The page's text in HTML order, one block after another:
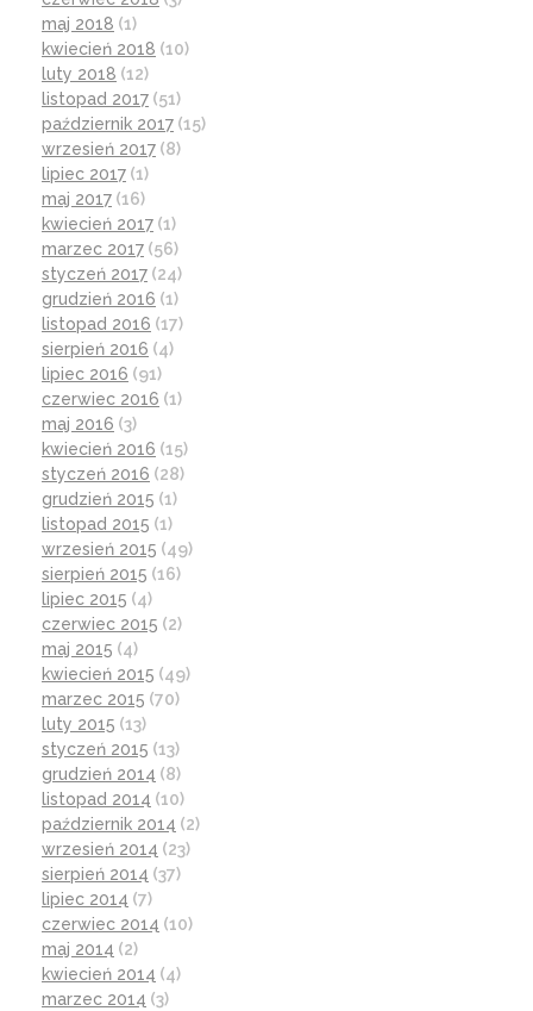
maj 2018 (1)
kwiecień 2018 (10)
luty 2018 (12)
listopad 2017 (51)
październik 2017 (15)
wrzesień 2017 (8)
lipiec 2017 (1)
maj 2017 (16)
kwiecień 2017 (1)
marzec 2017 (56)
styczeń 2017 (24)
grudzień 2016 (1)
listopad 2016 (17)
sierpień 2016 (4)
lipiec 2016 (91)
czerwiec 2016 (1)
maj 2016 (3)
kwiecień 2016 (15)
styczeń 2016 (28)
grudzień 2015 (1)
listopad 2015 (1)
wrzesień 2015 (49)
sierpień 2015 (16)
lipiec 2015 (4)
czerwiec 2015 (2)
maj 2015 (4)
kwiecień 2015 (49)
marzec 2015 (70)
luty 2015 (13)
styczeń 2015 (13)
grudzień 2014 (8)
listopad 2014 (10)
październik 2014 (2)
wrzesień 2014 (23)
sierpień 2014 (37)
lipiec 2014 (7)
czerwiec 2014 (10)
maj 2014 (2)
kwiecień 2014 (4)
marzec 2014 (3)